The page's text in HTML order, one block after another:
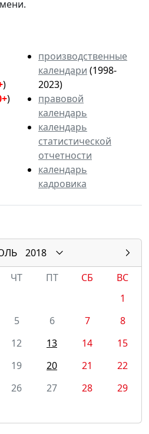
)
)
производственные
календари (1998-
2023)
правовой
календарь
календарь
статистической
отчетности
календарь
кадровика
2018
ЧТ ПТ СБ
ВС
1
5 6 7
8
12 13 14
15
19 20 21
22
26 27 28
29